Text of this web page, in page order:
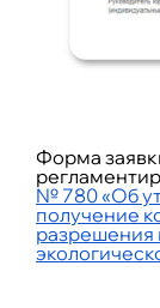
Форма
№ 780 «Об
получение
разрешения